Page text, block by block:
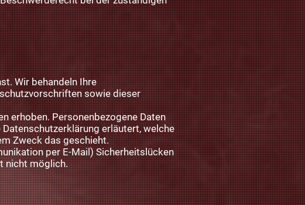
Wir behandeln Ihre
sowie dieser
erhoben. Personenbezogene Daten
erläutert, welche
Zweck das geschieht.
per E-Mail) Sicherheitslücken
nicht möglich.